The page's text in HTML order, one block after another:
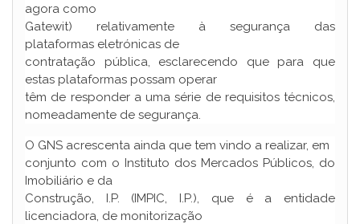
agora como
Gatewit) relativamente à segurança das
plataformas eletrónicas de
contratação pública, esclarecendo que para que
estas plataformas possam operar
têm de responder a uma série de requisitos técnicos,
nomeadamente de segurança.
O GNS acrescenta ainda que tem vindo a realizar, em
conjunto com o Instituto dos Mercados Públicos, do
Imobiliário e da
Construção, I.P. (IMPIC, I.P.), que é a entidade
licenciadora, de monitorização